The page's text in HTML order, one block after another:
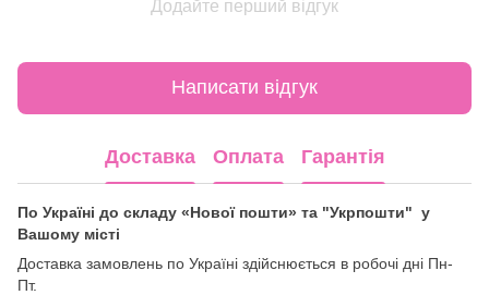
Додайте перший відгук
Написати відгук
Доставка Оплата Гарантія
По Україні до складу «Нової пошти» та "Укрпошти" у
Вашому місті
Доставка замовлень по Україні здійснюється в робочі дні Пн-
Пт.